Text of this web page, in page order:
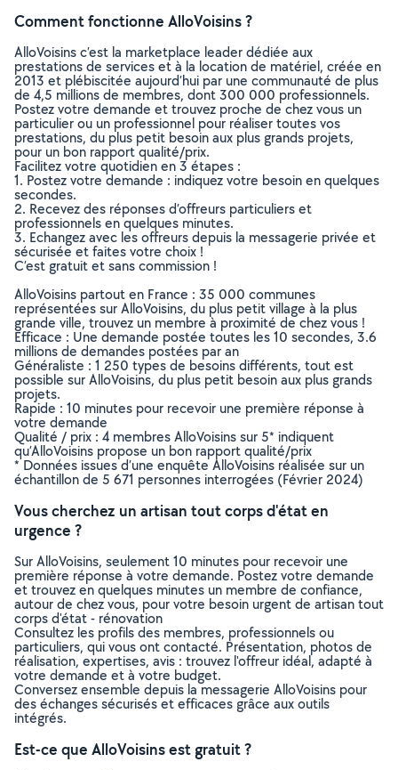
Comment fonctionne AlloVoisins ?
AlloVoisins c’est la marketplace leader dédiée aux
prestations de services et à la location de matériel, créée en
2013 et plébiscitée aujourd’hui par une communauté de plus
de 4,5 millions de membres, dont 300 000 professionnels.
Postez votre demande et trouvez proche de chez vous un
particulier ou un professionnel pour réaliser toutes vos
prestations, du plus petit besoin aux plus grands projets,
pour un bon rapport qualité/prix.
Facilitez votre quotidien en 3 étapes :
1. Postez votre demande : indiquez votre besoin en quelques
secondes.
2. Recevez des réponses d’offreurs particuliers et
professionnels en quelques minutes.
3. Echangez avec les offreurs depuis la messagerie privée et
sécurisée et faites votre choix !
C’est gratuit et sans commission !
AlloVoisins partout en France : 35 000 communes
représentées sur AlloVoisins, du plus petit village à la plus
grande ville, trouvez un membre à proximité de chez vous !
Efficace : Une demande postée toutes les 10 secondes, 3.6
millions de demandes postées par an
Généraliste : 1 250 types de besoins différents, tout est
possible sur AlloVoisins, du plus petit besoin aux plus grands
projets.
Rapide : 10 minutes pour recevoir une première réponse à
votre demande
Qualité / prix : 4 membres AlloVoisins sur 5* indiquent
qu’AlloVoisins propose un bon rapport qualité/prix
* Données issues d’une enquête AlloVoisins réalisée sur un
échantillon de 5 671 personnes interrogées (Février 2024)
Vous cherchez un artisan tout corps d'état en
urgence ?
Sur AlloVoisins, seulement 10 minutes pour recevoir une
première réponse à votre demande. Postez votre demande
et trouvez en quelques minutes un membre de confiance,
autour de chez vous, pour votre besoin urgent de artisan tout
corps d'état - rénovation
Consultez les profils des membres, professionnels ou
particuliers, qui vous ont contacté. Présentation, photos de
réalisation, expertises, avis : trouvez l'offreur idéal, adapté à
votre demande et à votre budget.
Conversez ensemble depuis la messagerie AlloVoisins pour
des échanges sécurisés et efficaces grâce aux outils
intégrés.
Est-ce que AlloVoisins est gratuit ?